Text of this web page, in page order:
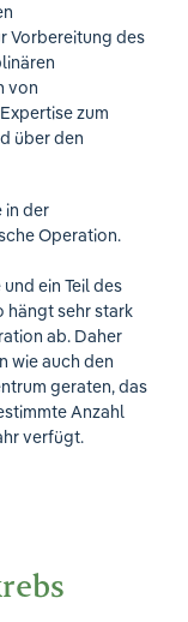
Vorbereitung des
von
zum
über den
in der
Operation.
ein Teil des
hängt sehr stark
ab. Daher
wie auch den
geraten, das
Anzahl
verfügt.